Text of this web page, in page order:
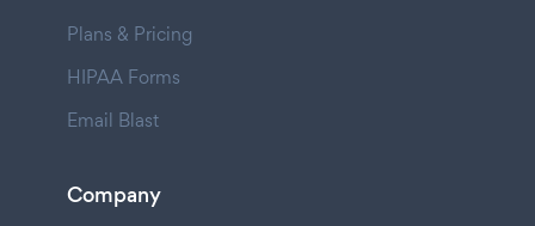
Plans & Pricing
HIPAA Forms
Email Blast
Company